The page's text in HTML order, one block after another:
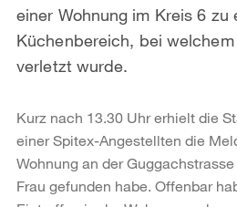
einer Wohnung im Kreis 6 zu
Küchenbereich, bei
verletzt wurde.
Kurz nach 13.30 Uhr erhielt die
einer Spitex-Angestellten die
Wohnung an der
Frau gefunden habe. Offenbar